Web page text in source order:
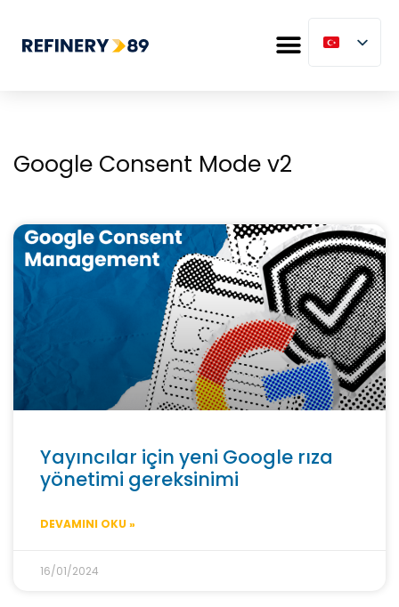
Google Consent Mode v2
Yayıncılar için yeni Google rıza
yönetimi gereksinimi
DEVAMINI OKU »
16/01/2024